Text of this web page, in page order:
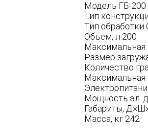
Модель ГБ-200
Тип
Тип обработки
Объем, л 200
Максимальная
Размер
Количество
Максимальная
Мощность эл.
Габариты,
Масса, кг 242